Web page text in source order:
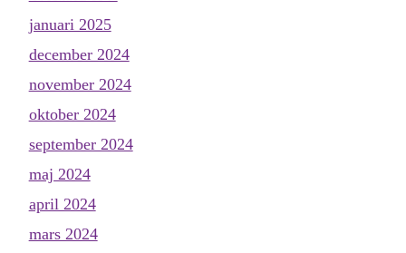
januari 2025
december 2024
november 2024
oktober 2024
september 2024
maj 2024
april 2024
mars 2024